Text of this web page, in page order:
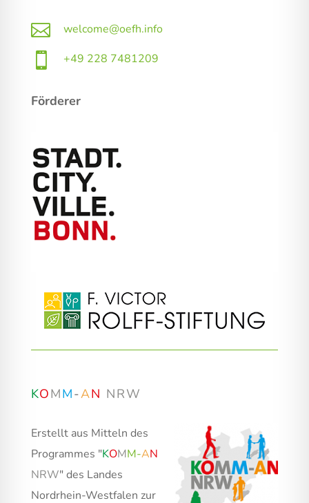
 welcome@oefh.info
 +49 228 7481209
Förderer
KOMM-AN NRW
Erstellt aus Mitteln des
Programmes "KOMM-AN
NRW" des Landes
Nordrhein-Westfalen zur